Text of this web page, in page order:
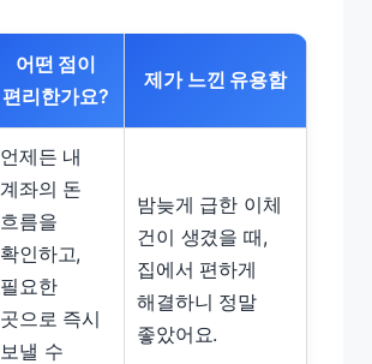
어떤 점이
편리한가요?
제가 느낀 유용함
언제든 내
계좌의 돈
흐름을
확인하고,
필요한
곳으로 즉시
보낼 수
밤늦게 급한 이체
건이 생겼을 때,
집에서 편하게
해결하니 정말
좋았어요.